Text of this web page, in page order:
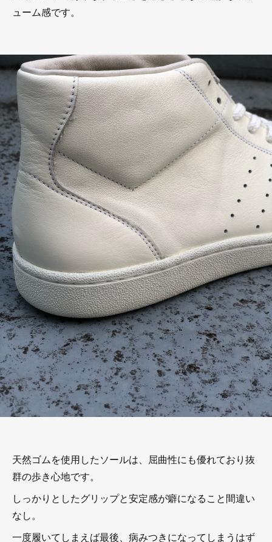
ューム感です。
天然ゴムを使用したソールは、屈曲性にも優れており抜
群の歩き心地です。
しっかりとしたグリップと安定感が癖になること間違い
なし。
一度履いてしまえば最後、病みつきになってしまうはず